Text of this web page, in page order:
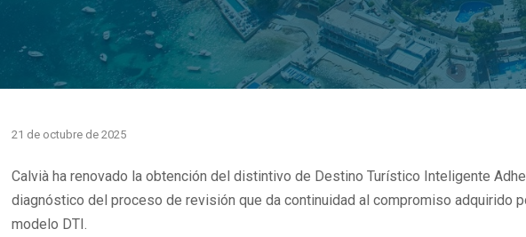
21 de octubre de 2025
Calvià ha renovado la obtención del distintivo de Destino Turístico Inteligente
diagnóstico del proceso de revisión que da continuidad al compromiso adquirido
modelo DTI.